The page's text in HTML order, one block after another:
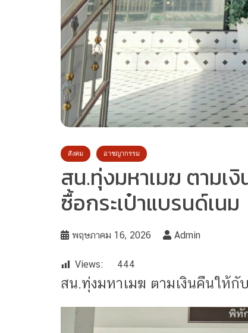
สังคม อาชญากรรม
สน.ทุ่งมหาเมฆ ตามเ
ซื้อกระเป๋าแบรนด์เนม
พฤษภาคม 16, 2026 Admin
Views: 444
สน.ทุ่งมหาเมฆ ตามเงินคืนให้กั